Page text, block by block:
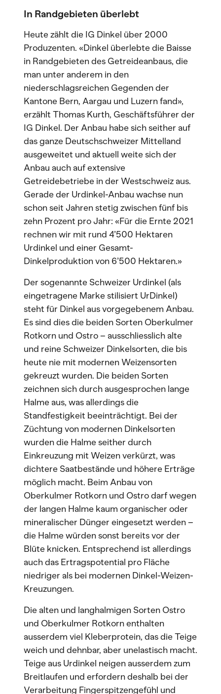
In Randgebieten überlebt
Heute zählt die IG Dinkel über 2000
Produzenten. «Dinkel überlebte die Baisse
in Randgebieten des Getreideanbaus, die
man unter anderem in den
niederschlagsreichen Gegenden der
Kantone Bern, Aargau und Luzern fand»,
erzählt Thomas Kurth, Geschäftsführer der
IG Dinkel. Der Anbau habe sich seither auf
das ganze Deutschschweizer Mittelland
ausgeweitet und aktuell weite sich der
Anbau auch auf extensive
Getreidebetriebe in der Westschweiz aus.
Gerade der Urdinkel-Anbau wachse nun
schon seit Jahren stetig zwischen fünf bis
zehn Prozent pro Jahr: «Für die Ernte 2021
rechnen wir mit rund 4’500 Hektaren
Urdinkel und einer Gesamt-
Dinkelproduktion von 6’500 Hektaren.»
Der sogenannte Schweizer Urdinkel (als
eingetragene Marke stilisiert UrDinkel)
steht für Dinkel aus vorgegebenem Anbau.
Es sind dies die beiden Sorten Oberkulmer
Rotkorn und Ostro – ausschliesslich alte
und reine Schweizer Dinkelsorten, die bis
heute nie mit modernen Weizensorten
gekreuzt wurden. Die beiden Sorten
zeichnen sich durch ausgesprochen lange
Halme aus, was allerdings die
Standfestigkeit beeinträchtigt. Bei der
Züchtung von modernen Dinkelsorten
wurden die Halme seither durch
Einkreuzung mit Weizen verkürzt, was
dichtere Saatbestände und höhere Erträge
möglich macht. Beim Anbau von
Oberkulmer Rotkorn und Ostro darf wegen
der langen Halme kaum organischer oder
mineralischer Dünger eingesetzt werden –
die Halme würden sonst bereits vor der
Blüte knicken. Entsprechend ist allerdings
auch das Ertragspotential pro Fläche
niedriger als bei modernen Dinkel-Weizen-
Kreuzungen.
Die alten und langhalmigen Sorten Ostro
und Oberkulmer Rotkorn enthalten
ausserdem viel Kleberprotein, das die Teige
weich und dehnbar, aber unelastisch macht.
Teige aus Urdinkel neigen ausserdem zum
Breitlaufen und erfordern deshalb bei der
Verarbeitung Fingerspitzengefühl und